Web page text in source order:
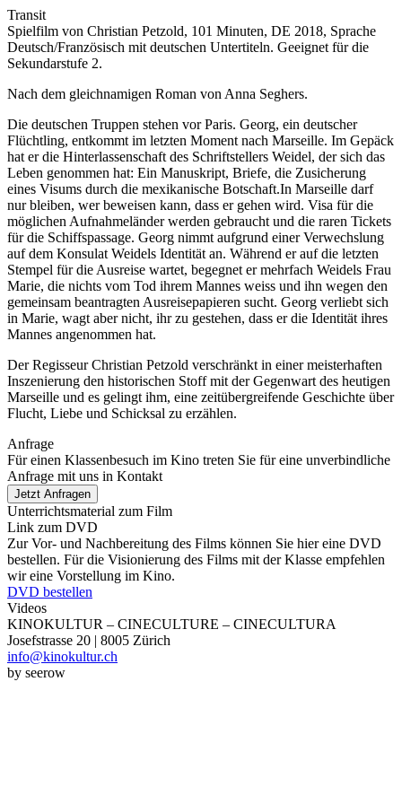
Transit
Spielfilm von Christian Petzold, 101 Minuten, DE 2018, Sprache
Deutsch/Französisch mit deutschen Untertiteln. Geeignet für die
Sekundarstufe 2.
Nach dem gleichnamigen Roman von Anna Seghers.
Die deutschen Truppen stehen vor Paris. Georg, ein deutscher
Flüchtling, entkommt im letzten Moment nach Marseille. Im Gepäck
hat er die Hinterlassenschaft des Schriftstellers Weidel, der sich das
Leben genommen hat: Ein Manuskript, Briefe, die Zusicherung
eines Visums durch die mexikanische Botschaft.In Marseille darf
nur bleiben, wer beweisen kann, dass er gehen wird. Visa für die
möglichen Aufnahmeländer werden gebraucht und die raren Tickets
für die Schiffspassage. Georg nimmt aufgrund einer Verwechslung
auf dem Konsulat Weidels Identität an. Während er auf die letzten
Stempel für die Ausreise wartet, begegnet er mehrfach Weidels Frau
Marie, die nichts vom Tod ihrem Mannes weiss und ihn wegen den
gemeinsam beantragten Ausreisepapieren sucht. Georg verliebt sich
in Marie, wagt aber nicht, ihr zu gestehen, dass er die Identität ihres
Mannes angenommen hat.
Der Regisseur Christian Petzold verschränkt in einer meisterhaften
Inszenierung den historischen Stoff mit der Gegenwart des heutigen
Marseille und es gelingt ihm, eine zeitübergreifende Geschichte über
Flucht, Liebe und Schicksal zu erzählen.
Anfrage
Für einen Klassenbesuch im Kino treten Sie für eine unverbindliche
Anfrage mit uns in Kontakt
Jetzt Anfragen
Unterrichtsmaterial zum Film
Link zum DVD
Zur Vor- und Nachbereitung des Films können Sie hier eine DVD
bestellen. Für die Visionierung des Films mit der Klasse empfehlen
wir eine Vorstellung im Kino.
DVD bestellen
Videos
KINOKULTUR – CINECULTURE – CINECULTURA
Josefstrasse 20 | 8005 Zürich
info@kinokultur.ch
by seerow